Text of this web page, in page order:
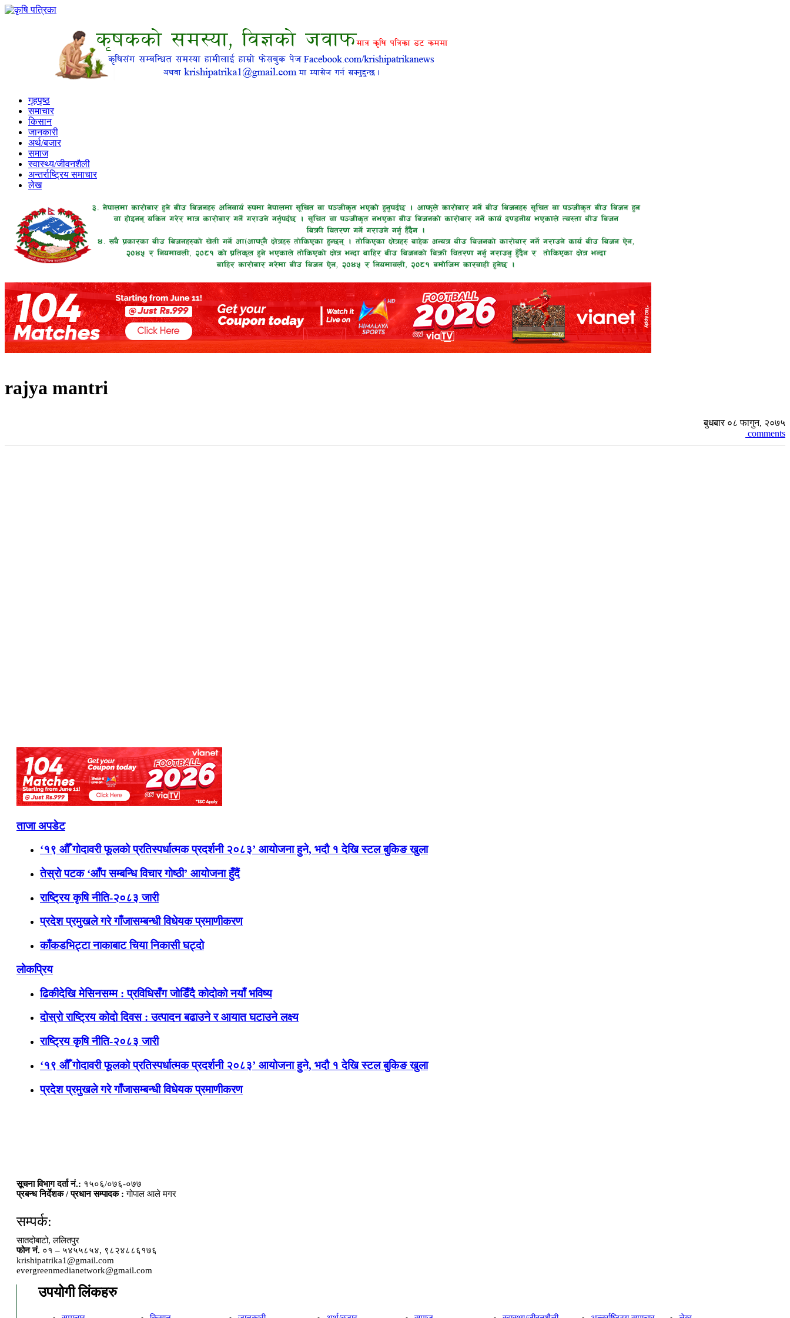
गृहपृष्ठ
समाचार
किसान
जानकारी
अर्थ/बजार
समाज
स्वास्थ्य/जीवनशैली
अन्तर्राष्ट्रिय समाचार
लेख
rajya mantri
बुधबार ०८ फागुन, २०७५
comments
ताजा अपडेट
‘१९ औँ गोदावरी फूलको प्रतिस्पर्धात्मक प्रदर्शनी २०८३’ आयोजना हुने, भदौ १ देखि स्टल बुकिङ खुला
तेस्रो पटक ‘आँप सम्बन्धि विचार गोष्ठी’ आयोजना हुँदैं
राष्ट्रिय कृषि नीति-२०८३ जारी
प्रदेश प्रमुखले गरे गाँजासम्बन्धी विधेयक प्रमाणीकरण
काँकडभिट्टा नाकाबाट चिया निकासी घट्दो
लोकप्रिय
ढिकीदेखि मेसिनसम्म : प्रविधिसँग जोडिँदै कोदोको नयाँ भविष्य
दोस्रो राष्ट्रिय कोदो दिवस : उत्पादन बढाउने र आयात घटाउने लक्ष्य
राष्ट्रिय कृषि नीति-२०८३ जारी
‘१९ औँ गोदावरी फूलको प्रतिस्पर्धात्मक प्रदर्शनी २०८३’ आयोजना हुने, भदौ १ देखि स्टल बुकिङ खुला
प्रदेश प्रमुखले गरे गाँजासम्बन्धी विधेयक प्रमाणीकरण
सूचना विभाग दर्ता नं.: १५०६/०७६-०७७
प्रबन्ध निर्देशक / प्रधान सम्पादक : गोपाल आले मगर
सम्पर्क:
सातदोबाटो, ललितपुर
फोन नं. ०१ – ५४५५८५४, ९८२४८८६१७६
krishipatrika1@gmail.com
evergreenmedianetwork@gmail.com
उपयोगी लिंकहरु